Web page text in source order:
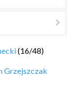
(16/48)
Grzejszczak